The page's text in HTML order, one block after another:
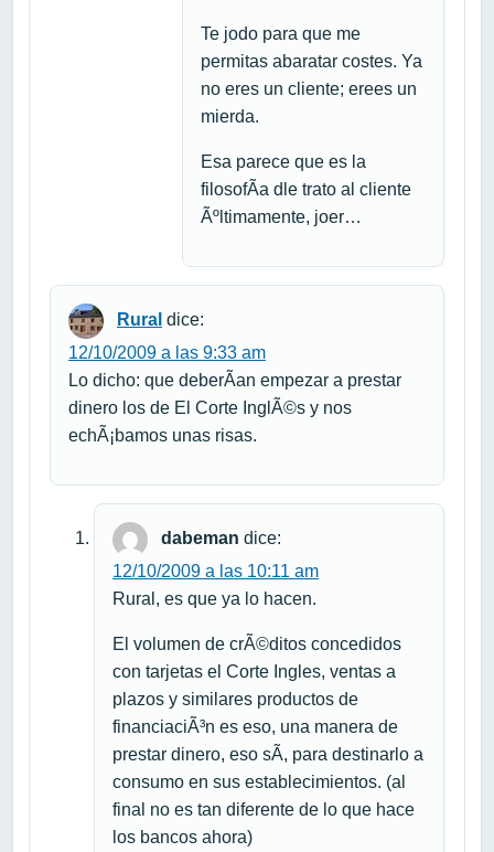
Te jodo para que me
permitas abaratar costes. Ya
no eres un cliente; erees un
mierda.
Esa parece que es la
filosofÃ­a dle trato al cliente
Ãºltimamente, joer…
Rural dice:
12/10/2009 a las 9:33 am
Lo dicho: que deberÃ­an empezar a prestar
dinero los de El Corte InglÃ©s y nos
echÃ¡bamos unas risas.
dabeman dice:
12/10/2009 a las 10:11 am
Rural, es que ya lo hacen.
El volumen de crÃ©ditos concedidos
con tarjetas el Corte Ingles, ventas a
plazos y similares productos de
financiaciÃ³n es eso, una manera de
prestar dinero, eso sÃ­, para destinarlo a
consumo en sus establecimientos. (al
final no es tan diferente de lo que hace
los bancos ahora)